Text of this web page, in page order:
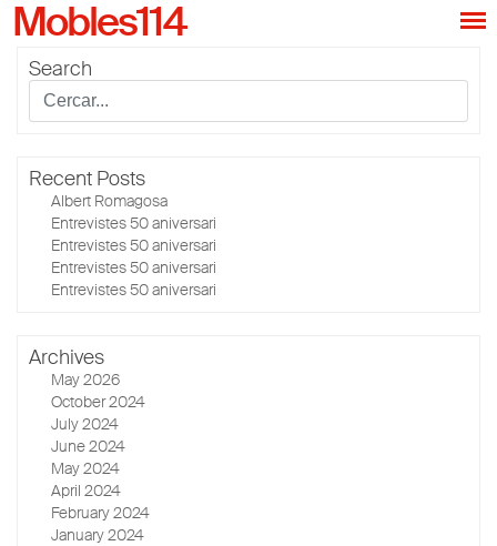
Mobles114
Search
Recent Posts
Albert Romagosa
Entrevistes 50 aniversari
Entrevistes 50 aniversari
Entrevistes 50 aniversari
Entrevistes 50 aniversari
Archives
May 2026
October 2024
July 2024
June 2024
May 2024
April 2024
February 2024
January 2024